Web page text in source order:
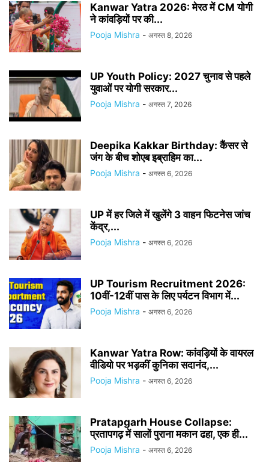
Kanwar Yatra 2026: मेरठ में CM योगी
ने कांवड़ियों पर की...
Pooja Mishra - अगस्त 8, 2026
UP Youth Policy: 2027 चुनाव से पहले
युवाओं पर योगी सरकार...
Pooja Mishra - अगस्त 7, 2026
Deepika Kakkar Birthday: कैंसर से
जंग के बीच शोएब इब्राहिम का...
Pooja Mishra - अगस्त 6, 2026
UP में हर जिले में खुलेंगे 3 वाहन फिटनेस जांच
केंद्र,...
Pooja Mishra - अगस्त 6, 2026
UP Tourism Recruitment 2026:
10वीं-12वीं पास के लिए पर्यटन विभाग में...
Pooja Mishra - अगस्त 6, 2026
Kanwar Yatra Row: कांवड़ियों के वायरल
वीडियो पर भड़कीं कुनिका सदानंद,...
Pooja Mishra - अगस्त 6, 2026
Pratapgarh House Collapse:
प्रतापगढ़ में सालों पुराना मकान ढहा, एक ही...
Pooja Mishra - अगस्त 6, 2026